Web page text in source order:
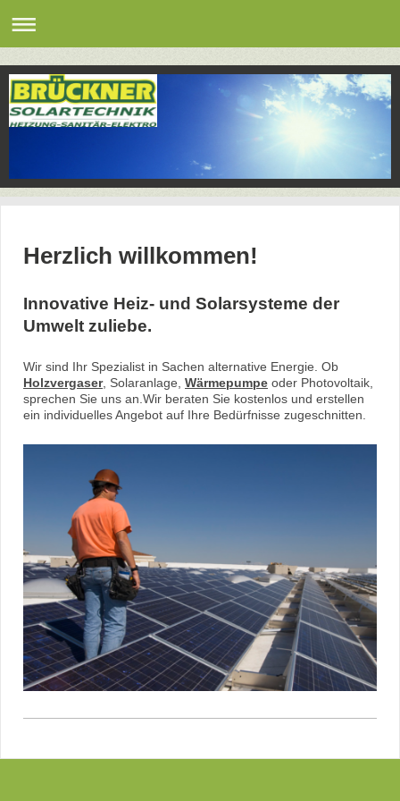
Herzlich willkommen!
Innovative Heiz- und Solarsysteme der
Umwelt zuliebe.
Wir sind Ihr Spezialist in Sachen alternative Energie. Ob
Holzvergaser, Solaranlage, Wärmepumpe oder Photovoltaik,
sprechen Sie uns an.Wir beraten Sie kostenlos und erstellen
ein individuelles Angebot auf Ihre Bedürfnisse zugeschnitten.